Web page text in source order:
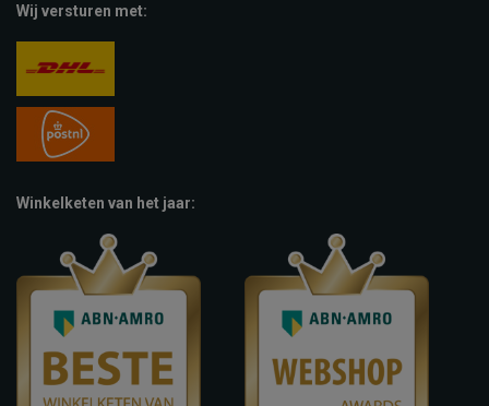
Wij versturen met:
Winkelketen van het jaar: